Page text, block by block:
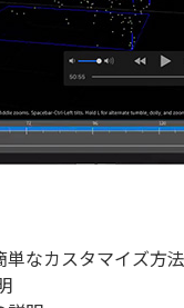
単なカスタマイズ方